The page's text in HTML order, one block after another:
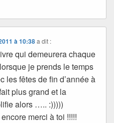
à 10:38 a dit :
qui demeurera chaque
je prends le temps
fêtes de fin d’année à
plus grand et la
alors ….. :)))))
merci à toi !!!!!